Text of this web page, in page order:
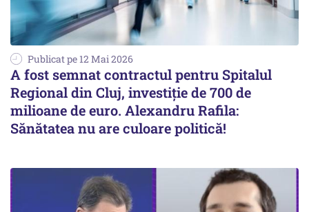
Publicat pe 12 Mai 2026
A fost semnat contractul pentru Spitalul
Regional din Cluj, investiție de 700 de
milioane de euro. Alexandru Rafila:
Sănătatea nu are culoare politică!